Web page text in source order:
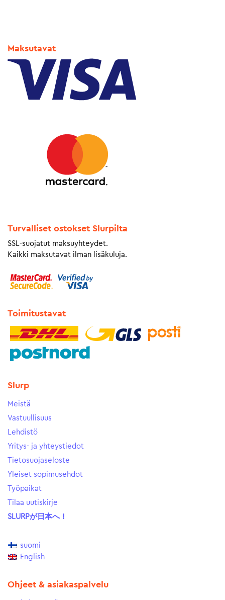
Maksutavat
Turvalliset ostokset Slurpilta
SSL-suojatut maksuyhteydet.
Kaikki maksutavat ilman lisäkuluja.
Toimitustavat
Slurp
Meistä
Vastuullisuus
Lehdistö
Yritys- ja yhteystiedot
Tietosuojaseloste
Yleiset sopimusehdot
Työpaikat
Tilaa uutiskirje
SLURPが日本へ！
suomi
English
Ohjeet & asiakaspalvelu